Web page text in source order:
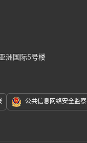
洲国际5号楼
公共信息网络安全监察